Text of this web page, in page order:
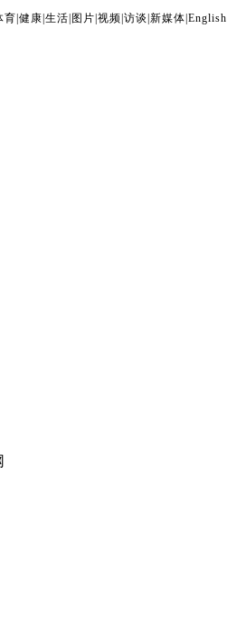
育 健康 生活 图片 视频 访谈 新媒体 English